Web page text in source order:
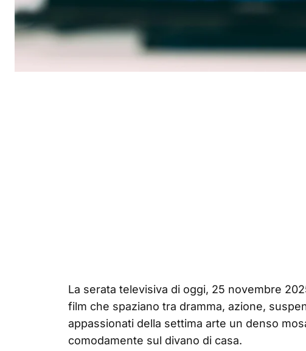
La serata televisiva di oggi, 25 novembre
film che spaziano tra dramma, azione,
appassionati della settima arte un denso
comodamente sul divano di casa.